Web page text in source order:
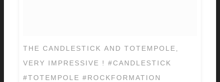
THE CANDLESTICK AND TOTEMPOLE,
VERY IMPRESSIVE ! #CANDLESTICK
#TOTEMPOLE #ROCKFORMATION